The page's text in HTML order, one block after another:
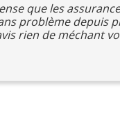
que les
problème
rien de méchant